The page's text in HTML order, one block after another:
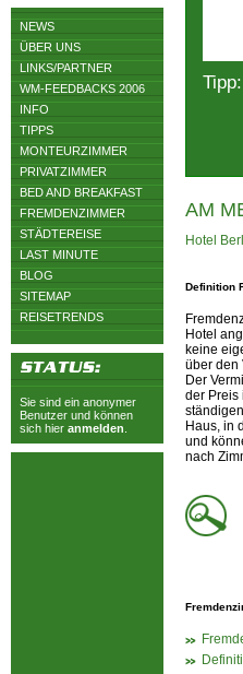
NEWS
ÜBER UNS
LINKS/PARTNER
WM-FEEDBACKS 2006
INFO
TIPPS
MONTEURZIMMER
PRIVATZIMMER
BED AND BREAKFAST
FREMDENZIMMER
STÄDTEREISE
LAST MINUTE
BLOG
SITEMAP
REISETRENDS
Sie sind ein anonymer
Benutzer und können
sich hier anmelden
AM
Hotel
Definition
Hotel
keine
über den
Der
der Preis
Haus, in
und
nach